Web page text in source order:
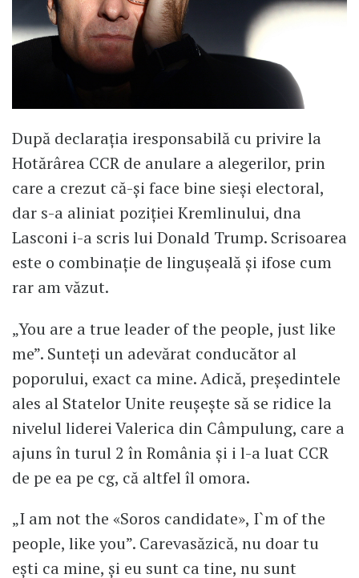
După declarația iresponsabilă cu privire la
Hotărârea CCR de anulare a alegerilor, prin
care a crezut că-și face bine sieși electoral,
dar s-a aliniat poziției Kremlinului, dna
Lasconi i-a scris lui Donald Trump. Scrisoarea
este o combinație de lingușeală și ifose cum
rar am văzut.
„You are a true leader of the people, just like
me”. Sunteți un adevărat conducător al
poporului, exact ca mine. Adică, președintele
ales al Statelor Unite reușește să se ridice la
nivelul liderei Valerica din Câmpulung, care a
ajuns în turul 2 în România și i l-a luat CCR
de pe ea pe cg, că altfel îl omora.
„I am not the «Soros candidate», I`m of the
people, like you”. Carevasăzică, nu doar tu
ești ca mine, și eu sunt ca tine, nu sunt